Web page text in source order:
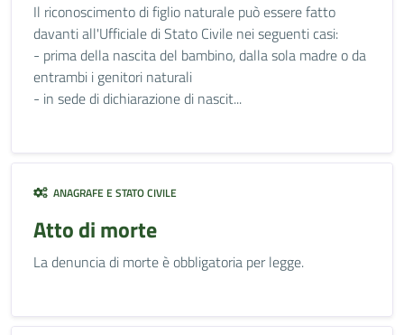
Il riconoscimento di figlio naturale può essere fatto
davanti all'Ufficiale di Stato Civile nei seguenti casi:
- prima della nascita del bambino, dalla sola madre o da
entrambi i genitori naturali
- in sede di dichiarazione di nascit...
ANAGRAFE E STATO CIVILE
Atto di morte
La denuncia di morte è obbligatoria per legge.